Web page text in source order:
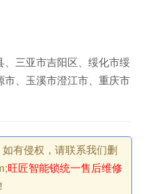
三亚市吉阳区、绥化市绥
、玉溪市澄江市、重庆市
有侵权，请联系我们删
旺匠智能锁统一售后维修